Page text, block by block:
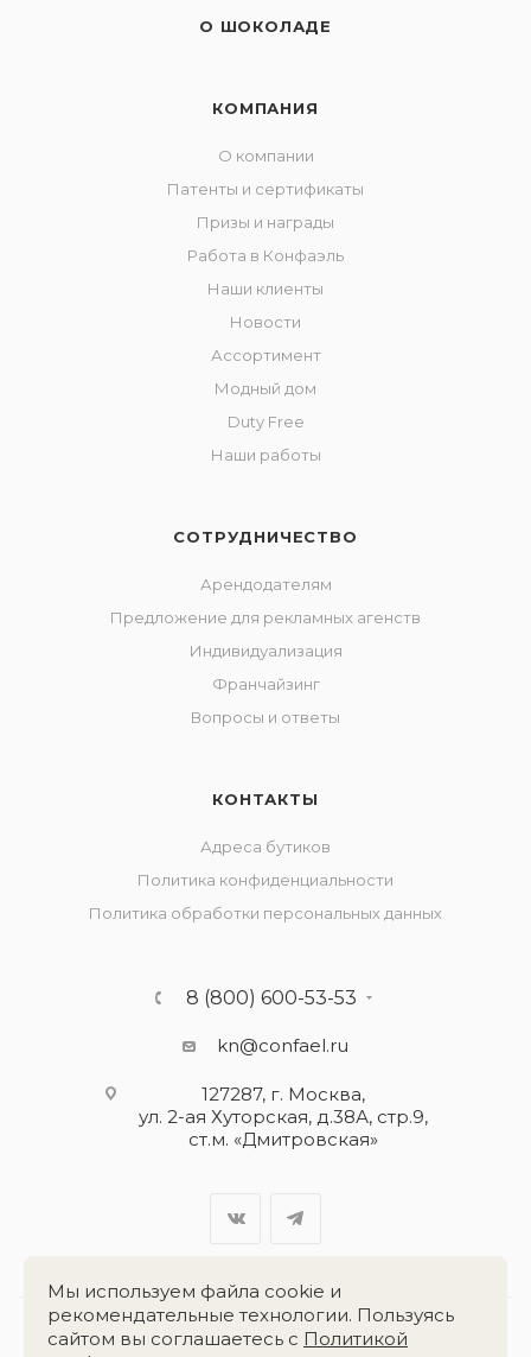
О ШОКОЛАДЕ
КОМПАНИЯ
О компании
Патенты и сертификаты
Призы и награды
Работа в Конфаэль
Наши клиенты
Новости
Ассортимент
Модный дом
Duty Free
Наши работы
СОТРУДНИЧЕСТВО
Арендодателям
Предложение для рекламных агенств
Индивидуализация
Франчайзинг
Вопросы и ответы
КОНТАКТЫ
Адреса бутиков
Политика конфиденциальности
Политика обработки персональных данных
8 (800) 600-53-53
kn@confael.ru
127287, г. Москва,
ул. 2-ая Хуторская, д.38А, стр.9,
ст.м. «Дмитровская»
Мы используем файла cookie и
рекомендательные технологии. Пользуясь
сайтом вы соглашаетесь с Политикой